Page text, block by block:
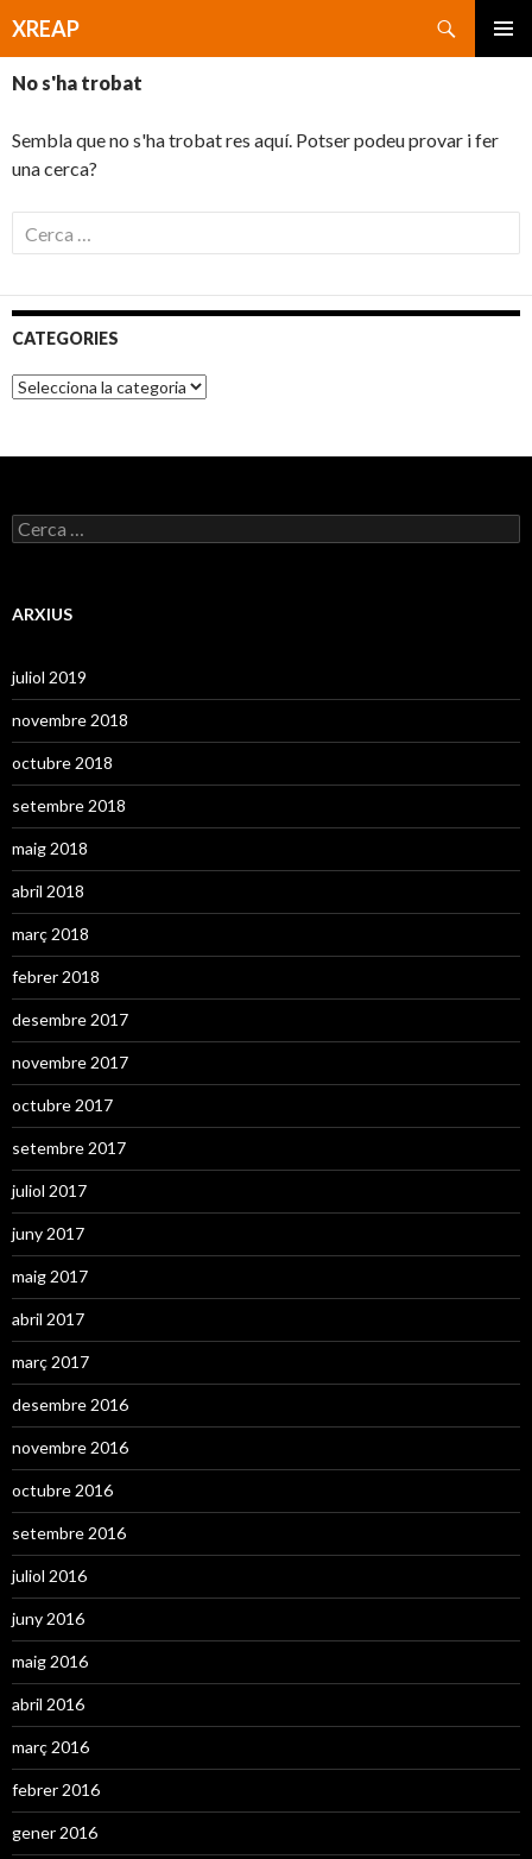
XREAP
AL
No s'ha trobat
Sembla que no s'ha trobat res aquí. Potser podeu provar i fer
una cerca?
e
c
a
CATEGORIES
C
a
r
C
e
a
ARXIUS
juliol 2019
novembre 2018
octubre 2018
setembre 2018
maig 2018
abril 2018
març 2018
febrer 2018
desembre 2017
novembre 2017
octubre 2017
setembre 2017
juliol 2017
juny 2017
maig 2017
abril 2017
març 2017
desembre 2016
novembre 2016
octubre 2016
setembre 2016
juliol 2016
juny 2016
maig 2016
abril 2016
març 2016
febrer 2016
gener 2016